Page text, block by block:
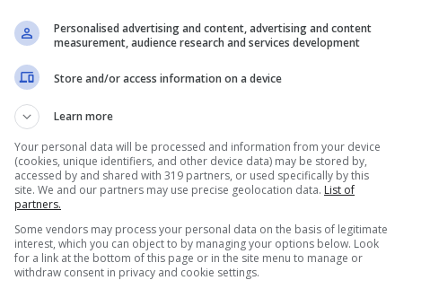
un passo indietro. Il jazz glielo fa conoscere la
tedesca brani diCharlie ParkereDizzy
Personalised advertising and content, advertising and content
measurement, audience research and services development
Store and/or access information on a device
Learn more
Your personal data will be processed and information from your device
(cookies, unique identifiers, and other device data) may be stored by,
accessed by and shared with 319 partners, or used specifically by this
site. We and our partners may use precise geolocation data. List of
partners.
Some vendors may process your personal data on the basis of legitimate
interest, which you can object to by managing your options below. Look
for a link at the bottom of this page or in the site menu to manage or
withdraw consent in privacy and cookie settings.